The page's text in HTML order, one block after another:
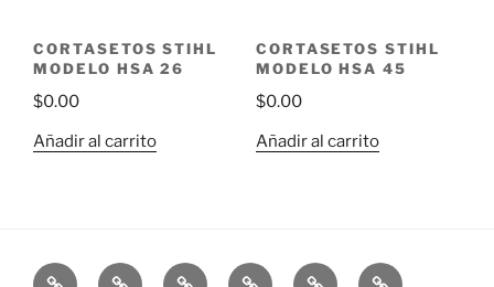
CORTASETOS STIHL
MODELO HSA 26
$0.00
Añadir al carrito
CORTASETOS STIHL
MODELO HSA 45
$0.00
Añadir al carrito